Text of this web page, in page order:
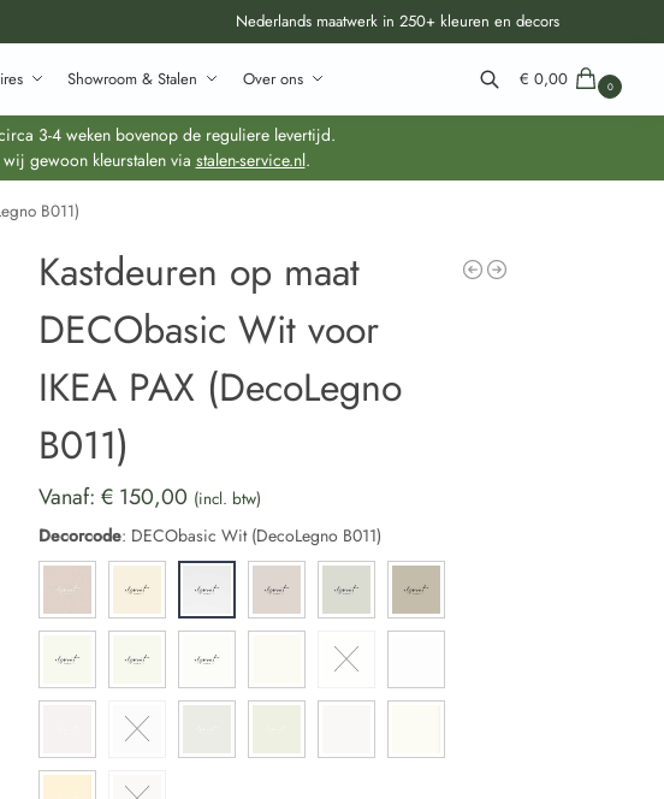
Nederlands maatwerk in 250+ kleuren en decors
Showroom & Stalen Over ons
Zoeken
€ 0,00 0
3-4 weken bovenop de reguliere levertijd.
gewoon kleurstalen via stalen-service.nl.
B011)
Kastdeuren op maat
DECObasic Wit voor
IKEA PAX (DecoLegno
B011)
Vanaf:€ 150,00 (incl. btw)
Decorcode: DECObasic Wit (DecoLegno B011)